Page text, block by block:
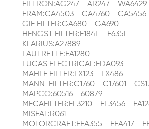
FILTRON:AG247 - AR247 - WA6429
FRAM:CA4503 - CA4760 - CA5456
GIF FILTER:GA680 - GA690
HENGST FILTER:E184L - E635L
KLARIUS:A27889
LAUTRETTE:FA1280
LUCAS ELECTRICAL:EDA093
MAHLE FILTER:LX123 - LX486
MANN-FILTER:C1760 - C17601 -
MAPCO:60516 - 60879
MECAFILTER:EL3210 - EL3456 -
MISFAT:R061
MOTORCRAFT:EFA355 - EFA417 -